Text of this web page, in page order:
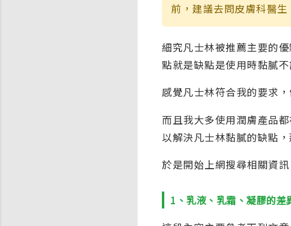
前，建議去問皮膚科醫
細究凡士林被推薦主要的
點就是缺點是使用時黏膩
感覺凡士林符合我的要求
而且我大多使用潤膚產品
以解決凡士林黏膩的缺點
於是開始上網搜尋相關資
1、乳液、乳霜、凝膠的差